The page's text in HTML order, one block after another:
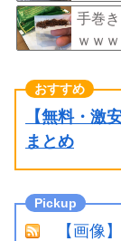
手巻
ｗｗ
【無料・激
まとめ
【画像